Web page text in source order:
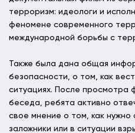
терроризм: идеологи и
феномене современного
международной борьбы с
Также была дана общая
безопасности, о том, как
ситуациях. После просмотра
беседа, ребята активно
свое мнение о том, как нужно
заложники или в ситуации